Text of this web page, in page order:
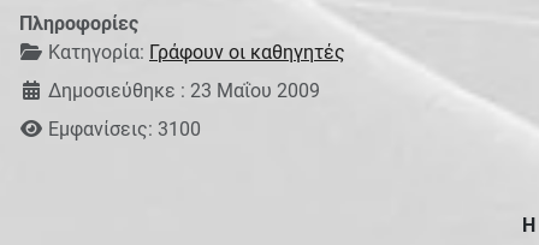
Πληροφορίες
Κατηγορία: Γράφουν οι καθηγητές
Δημοσιεύθηκε : 23 Μαΐου 2009
Εμφανίσεις: 3100
Η